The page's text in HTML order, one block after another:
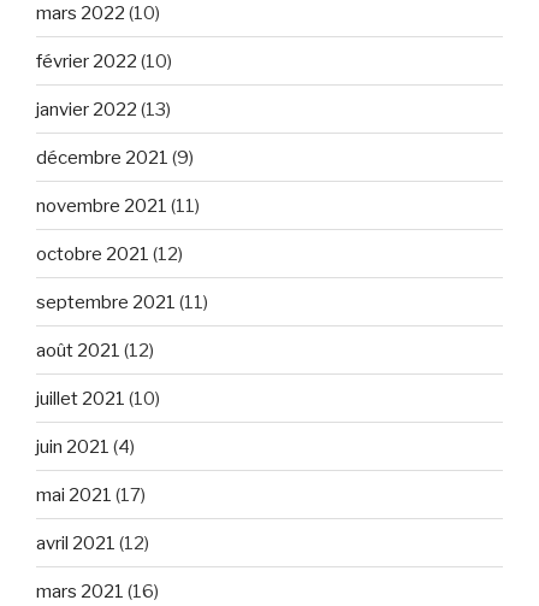
mars 2022 (10)
février 2022 (10)
janvier 2022 (13)
décembre 2021 (9)
novembre 2021 (11)
octobre 2021 (12)
septembre 2021 (11)
août 2021 (12)
juillet 2021 (10)
juin 2021 (4)
mai 2021 (17)
avril 2021 (12)
mars 2021 (16)